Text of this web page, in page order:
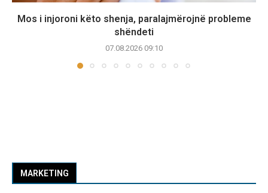
Mos i injoroni këto shenja, paralajmërojnë probleme
shëndeti
07.08.2026 09:10
MARKETING